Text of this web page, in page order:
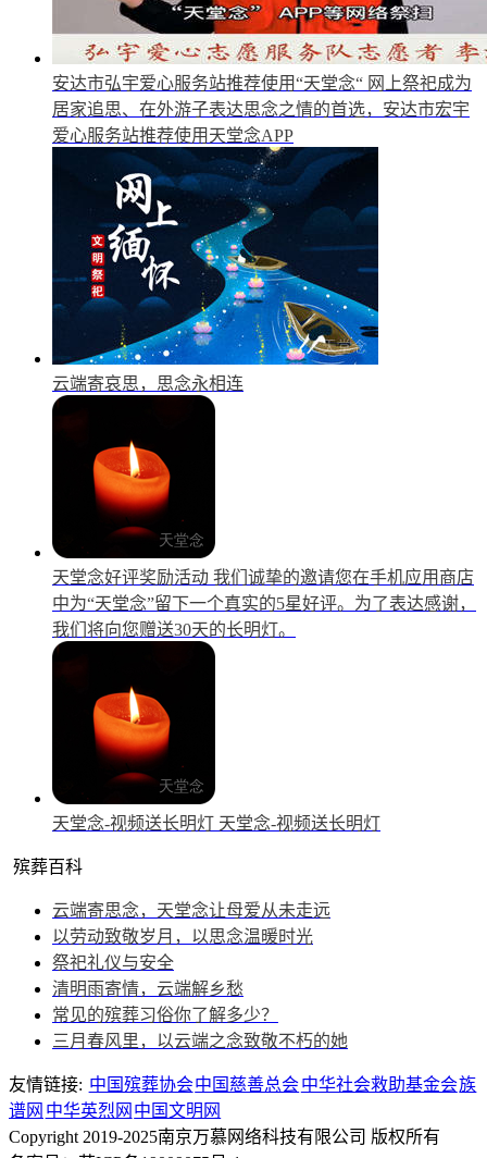
安达市弘宇爱心服务站推荐使用“天堂念“ 网上祭祀成为
居家追思、在外游子表达思念之情的首选，安达市宏宇
爱心服务站推荐使用天堂念APP
云端寄哀思，思念永相连
天堂念好评奖励活动 我们诚挚的邀请您在手机应用商店
中为“天堂念”留下一个真实的5星好评。为了表达感谢，
我们将向您赠送30天的长明灯。
天堂念-视频送长明灯 天堂念-视频送长明灯
殡葬百科
云端寄思念，天堂念让母爱从未走远
以劳动致敬岁月，以思念温暖时光
祭祀礼仪与安全
清明雨寄情，云端解乡愁
常见的殡葬习俗你了解多少？
三月春风里，以云端之念致敬不朽的她
友情链接: 中国殡葬协会中国慈善总会中华社会救助基金会族
谱网 中华英烈网 中国文明网
Copyright 2019-2025南京万慕网络科技有限公司 版权所有